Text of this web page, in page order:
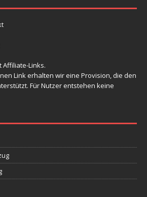
Links.
Link erhalten wir eine Provision, die den
Für Nutzer entstehen keine